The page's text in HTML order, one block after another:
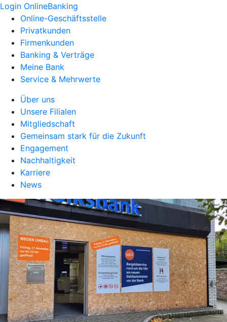
Login OnlineBanking
Online-Geschäftsstelle
Privatkunden
Firmenkunden
Banking & Verträge
Meine Bank
Service & Mehrwerte
Über uns
Unsere Filialen
Mitgliedschaft
Gemeinsam stark für die Zukunft
Engagement
Nachhaltigkeit
Karriere
News